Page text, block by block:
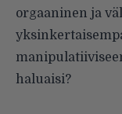
orgaaninen ja
haluaisi?